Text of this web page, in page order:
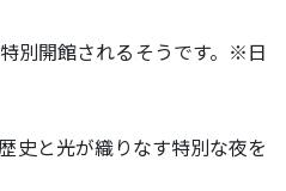
別開館されるそうです。※日
史と光が織りなす特別な夜を